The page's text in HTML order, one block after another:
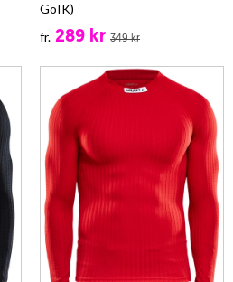
GoIK)
fr. 289 kr 349 kr